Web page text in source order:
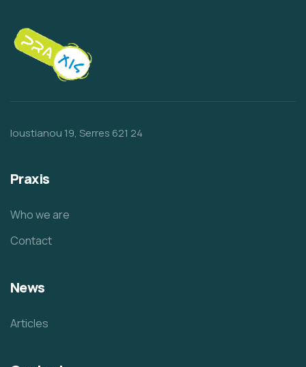
Ioustianou 19, Serres 621 24
Praxis
Who we are
Contact
News
Articles